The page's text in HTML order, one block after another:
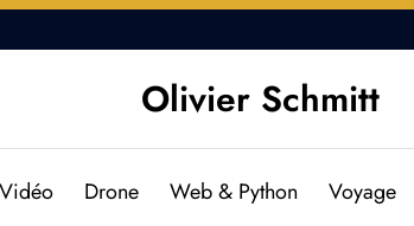
Olivier Schmitt
Vidéo Drone Web & Python Voyage